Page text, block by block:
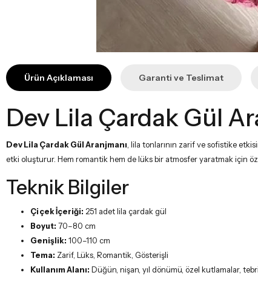
Ürün Açıklaması Garanti ve Teslimat
Dev Lila Çardak Gül
Dev Lila Çardak Gül Aranjmanı , lila tonlarının zarif ve sofistike
etki oluşturur. Hem romantik hem de lüks bir atmosfer yaratmak için
Teknik Bilgiler
Çiçek İçeriği: 251 adet lila çardak gül
Boyut: 70–80 cm
Genişlik: 100–110 cm
Tema: Zarif, Lüks, Romantik, Gösterişli
Kullanım Alanı: Düğün, nişan, yıl dönümü, özel kutlamalar,